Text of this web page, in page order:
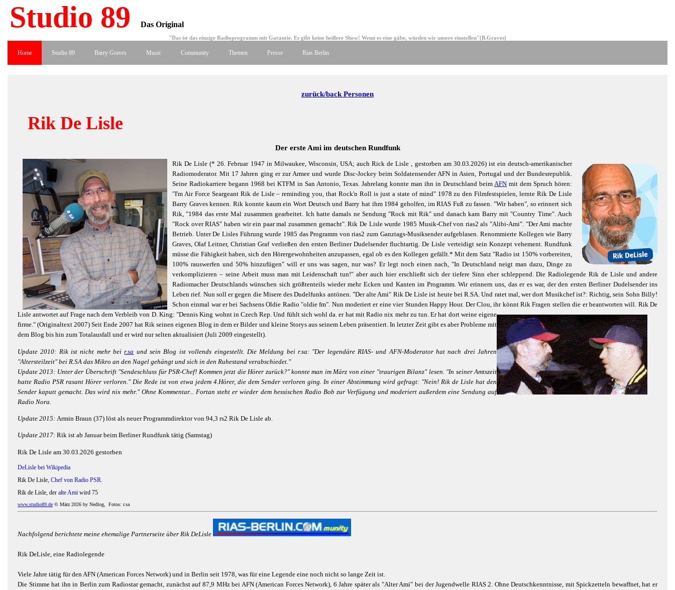
Studio 89 Das Original
"Das ist das einzige Radioprogramm mit Garantie. Es gibt keine heißere Show! Wenn es eine gäbe, würden wir unsere einstellen"(B.Graves)
Home Studio 89 Barry Graves Music Community Themen Presse Rias Berlin
zurück/back Personen
Rik De Lisle
Der erste Ami im deutschen Rundfunk
Rik De Lisle (* 26. Februar 1947 in Milwaukee, Wisconsin, USA; auch Rick de Lisle , gestorben am 30.03.2026) ist ein deutsch-amerikanischer
Radiomoderator. Mit 17 Jahren ging er zur Armee und wurde Disc-Jockey beim Soldatensender AFN in Asien, Portugal und der Bundesrepublik.
Seine Radiokarriere begann 1968 bei KTFM in San Antonio, Texas. Jahrelang konnte man ihn in Deutschland beim AFN mit dem Spruch hören:
"I'm Air Force Seargeant Rik de Lisle – reminding you, that Rock'n Roll is just a state of mind" 1978 zu den Filmfestspielen, lernte Rik De Lisle
Barry Graves kennen. Rik konnte kaum ein Wort Deutsch und Barry hat ihm 1984 geholfen, im RIAS Fuß zu fassen. "Wir haben", so erinnert sich
Rik, "1984 das erste Mal zusammen gearbeitet. Ich hatte damals ne Sendung "Rock mit Rik" und danach kam Barry mit "Country Time". Auch
"Rock over RIAS" haben wir ein paar mal zusammen gemacht". Rik De Lisle wurde 1985 Musik-Chef von rias2 als "Alibi-Ami". "Der Ami machte
Betrieb. Unter De Lisles Führung wurde 1985 das Programm von rias2 zum Ganztags-Musiksender aufgeblasen. Renommierte Kollegen wie Barry
Graves, Olaf Leitner, Christian Graf verließen den ersten Berliner Dudelsender fluchtartig. De Lisle verteidigt sein Konzept vehement. Rundfunk
müsse die Fähigkeit haben, sich den Hörergewohnheiten anzupassen, egal ob es den Kollegen gefällt.* Mit dem Satz "Radio ist 150% vorbereiten,
100% rauswerfen und 50% hinzufügen" will er uns was sagen, nur was? Er legt noch einen nach, "In Deutschland neigt man dazu, Dinge zu
verkomplizieren – seine Arbeit muss man mit Leidenschaft tun!" aber auch hier erschließt sich der tiefere Sinn eher schleppend. Die Radiolegende Rik de Lisle und andere
Radiomacher Deutschlands wünschen sich größtenteils wieder mehr Ecken und Kanten im Programm. Wir erinnern uns, das er es war, der den ersten Berliner Dudelsender ins
Leben rief. Nun soll er gegen die Misere des Dudelfunks antönen. "Der alte Ami" Rik De Lisle ist heute bei R.SA. Und ratet mal, wer dort Musikchef ist?: Richtig, sein Sohn Billy!
Schon einmal war er bei Sachsens Oldie Radio "oldie fm". Nun moderiert er eine vier Stunden Happy Hour. Der Clou, ihr könnt Rik Fragen stellen die er beantworten will. Rik De
Lisle antwortet auf Frage nach dem Verbleib von D. King: "Dennis King wohnt in Czech Rep. Und fühlt sich wohl da. er hat mit Radio nix mehr zu tun. Er hat dort weine eigene
firme." (Originaltext 2007) Seit Ende 2007 hat Rik seinen eigenen Blog in dem er Bilder und kleine Storys aus seinem Leben präsentiert. In letzter Zeit gibt es aber Probleme mit
dem Blog bis hin zum Totalausfall und er wird nur selten aktualisiert (Juli 2009 eingestellt).
Update 2010: Rik ist nicht mehr beir.sa und sein Blog ist vollends eingestellt. Die Meldung bei r.sa: "Der legendäre RIAS- und AFN-Moderator hat nach drei Jahren
"Altersteilzeit" bei R.SA das Mikro an den Nagel gehängt und sich in den Ruhestand verabschiedet."
Update 2013: Unter der Überschrift "Sendeschluss für PSR-Chef! Kommen jetzt die Hörer zurück?" konnte man im März von einer "traurigen Bilanz" lesen. "In seiner Amtszeit
hatte Radio PSR rasant Hörer verloren." Die Rede ist von etwa jedem 4.Hörer, die dem Sender verloren ging. In einer Abstimmung wird gefragt: "Nein! Rik de Lisle hat den
Sender kaputt gemacht. Das wird nix mehr." Ohne Kommentar... Fortan steht er wieder dem hessischen Radio Bob zur Verfügung und moderiert außerdem eine Sendung auf
Radio Nora.
Update 2015: Armin Braun (37) löst als neuer Programmdirektor von 94,3 rs2 Rik De Lisle ab.
Update 2017: Rik ist ab Januar beim Berliner Rundfunk tätig (Samstag)
Rik De Lisle am 30.03.2026 gestorben
DeLisle bei Wikipedia
Rik De Lisle, Chef von Radio PSR.
Rik de Lisle, der alte Ami wird 75
www.studio89.de © März 2026 by Nedlog, Fotos: r.sa
Nachfolgend berichtete meine ehemalige Partnerseite über Rik DeLisle
Rik DeLisle, eine Radiolegende
Viele Jahre tätig für den AFN (American Forces Network) und in Berlin seit 1978, was für eine Legende eine noch nicht so lange Zeit ist.
Die Stimme hat ihn in Berlin zum Radiostar gemacht, zunächst auf 87,9 MHz bei AFN (American Forces Network), 6 Jahre später als "Alter Ami" bei der Jugendwelle RIAS 2. Ohne Deutschkenntnisse, mit Spickzetteln bewaffnet, hat er